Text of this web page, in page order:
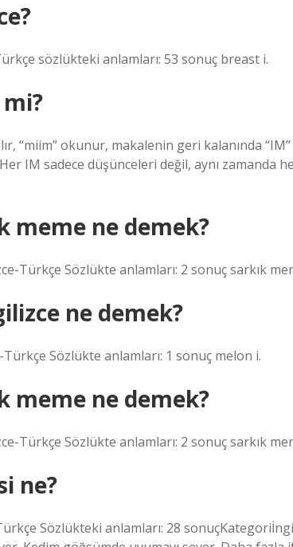
sözlükteki anlamları: 53 sonuç breast i.
“miim” okunur, makalenin geri kalanında “IM”
IM sadece düşünceleri değil, aynı zamanda
meme ne demek?
Türkçe Sözlükte anlamları: 2 sonuç sarkık
ne demek?
Sözlükte anlamları: 1 sonuç melon i.
meme ne demek?
Türkçe Sözlükte anlamları: 2 sonuç sarkık
ne?
Sözlükteki anlamları: 28